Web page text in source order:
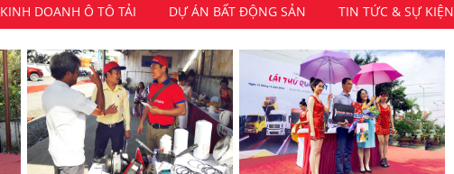
KINH DOANH Ô TÔ TẢI DỰ ÁN BẤT ĐỘNG SẢN TIN TỨC & SỰ KIỆN